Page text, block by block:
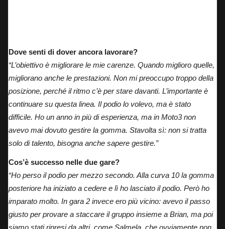
Dove senti di dover ancora lavorare?
“L’obiettivo è migliorare le mie carenze. Quando miglioro quelle,
migliorano anche le prestazioni. Non mi preoccupo troppo della
posizione, perché il ritmo c’è per stare davanti. L’importante è
continuare su questa linea. Il podio lo volevo, ma è stato
difficile. Ho un anno in più di esperienza, ma in Moto3 non
avevo mai dovuto gestire la gomma. Stavolta sì: non si tratta
solo di talento, bisogna anche sapere gestire.”
Cos’è successo nelle due gare?
“Ho perso il podio per mezzo secondo. Alla curva 10 la gomma
posteriore ha iniziato a cedere e lì ho lasciato il podio. Però ho
imparato molto. In gara 2 invece ero più vicino: avevo il passo
giusto per provare a staccare il gruppo insieme a Brian, ma poi